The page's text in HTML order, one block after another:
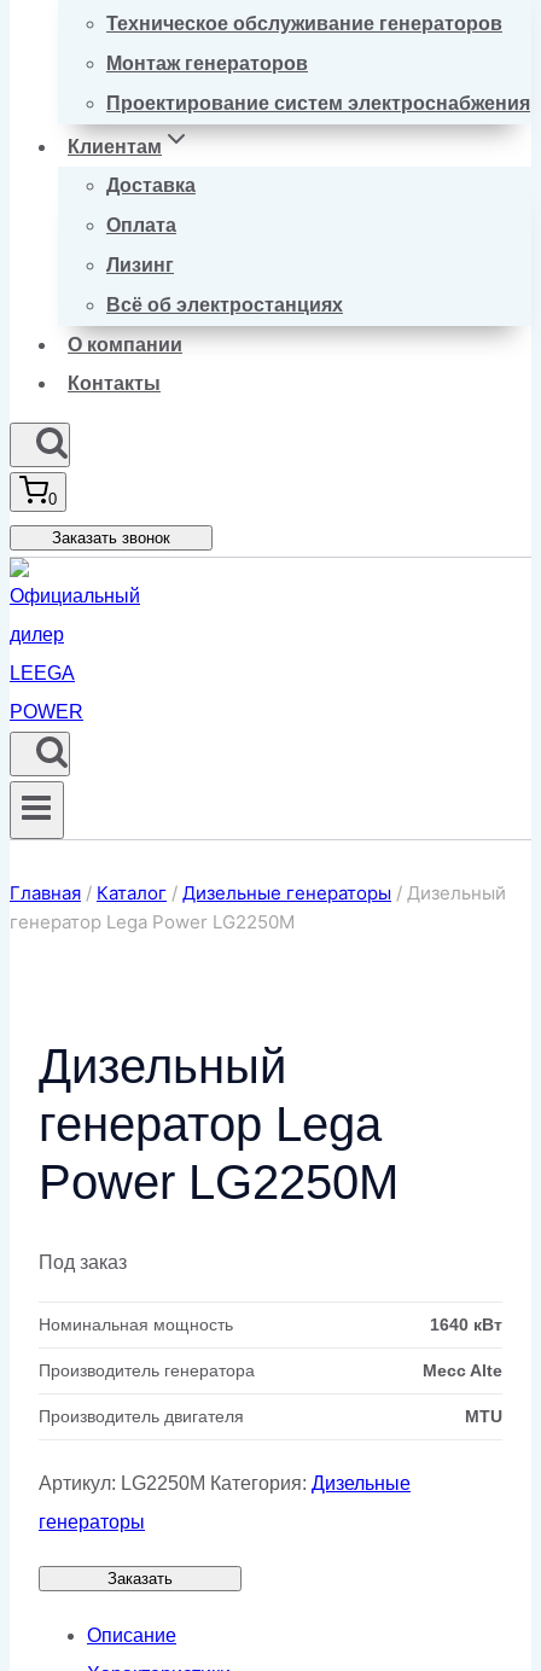
Техническое обслуживание генераторов
Монтаж генераторов
Проектирование систем электроснабжения
Клиентам
Доставка
Оплата
Лизинг
Всё об электростанциях
О компании
Контакты
0
Заказать звонок
Главная / Каталог / Дизельные генераторы / Дизельный
генератор Lega Power LG2250M
Дизельный
генератор Lega
Power LG2250M
Под заказ
Номинальная мощность 1640 кВт
Производитель генератора Mecc Alte
Производитель двигателя MTU
Артикул: LG2250M Категория: Дизельные
генераторы
Заказать
Описание